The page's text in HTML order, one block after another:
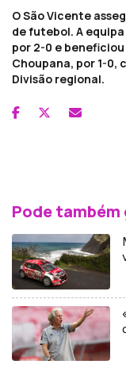
O São Vicente
de futebol. A
por 2-0 e
Choupana, por 1-0,
Divisão regional.
Pode